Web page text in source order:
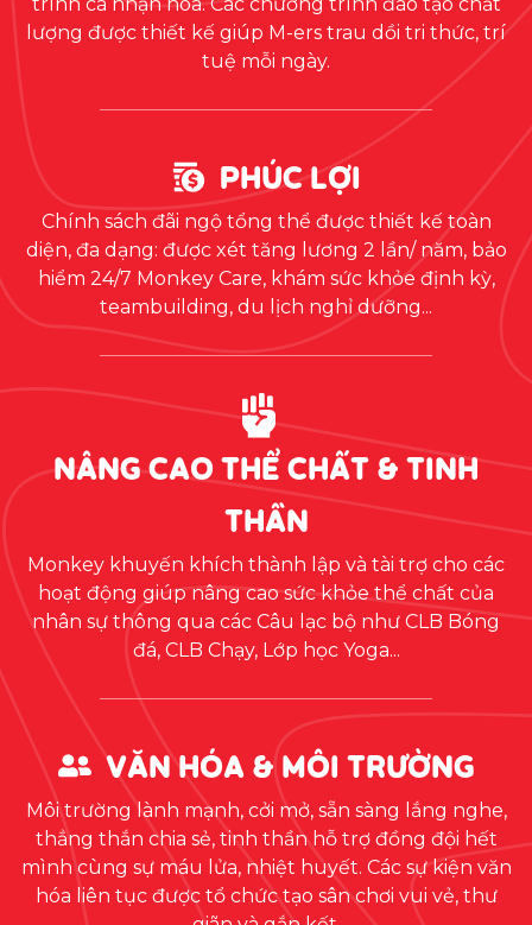
lượng được thiết kế giúp M-ers trau dồi tri thức, trí
tuệ mỗi ngày.
PHÚC LỢI
Chính sách đãi ngộ tổng thể được thiết kế toàn
diện, đa dạng: được xét tăng lương 2 lần/ năm, bảo
hiểm 24/7 Monkey Care, khám sức khỏe định kỳ,
teambuilding, du lịch nghỉ dưỡng...
NÂNG CAO THỂ CHẤT & TINH
THẦN
Monkey khuyến khích thành lập và tài trợ cho các
hoạt động giúp nâng cao sức khỏe thể chất của
nhân sự thông qua các Câu lạc bộ như CLB Bóng
đá, CLB Chạy, Lớp học Yoga...
VĂN HÓA & MÔI TRƯỜNG
Môi trường lành mạnh, cởi mở, sẵn sàng lắng nghe,
thẳng thắn chia sẻ, tinh thần hỗ trợ đồng đội hết
mình cùng sự máu lửa, nhiệt huyết. Các sự kiện văn
hóa liên tục được tổ chức tạo sân chơi vui vẻ, thư